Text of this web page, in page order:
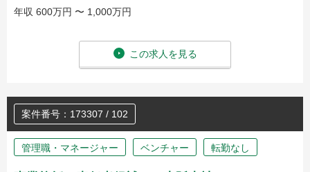
年収 600万円 〜 1,000万円
この求人を見る
案件番号：173307 / 102
管理職・マネージャー ベンチャー 転勤なし